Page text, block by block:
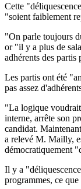
Cette
"soient faiblement
"On parle toujours
or "il y a plus de
adhérents des
Les partis ont été
pas assez
"La logique voudrait
interne, arrête son
candidat.
a relevé M. Mailly,
démocratiquement
Il y a
programmes, ce